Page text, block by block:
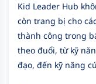
Kid Leader Hub
còn trang bị cho
thành công trong
theo đuổi, từ kỹ
đạo, đến kỹ năng